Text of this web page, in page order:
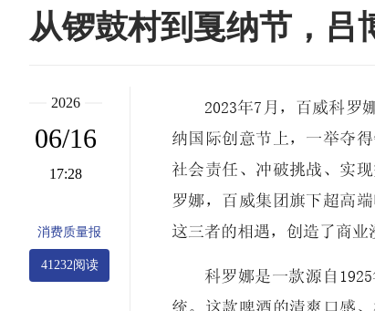
从锣鼓村到戛纳节，吕
2026
06/16
17:28
消费质量报
41232阅读
2023年7月，百威科
纳国际创意节上，一举夺
社会责任、冲破挑战、实
罗娜，百威集团旗下超高
这三者的相遇，创造了商业
科罗娜是一款源自
统。这款啤酒的清爽口感